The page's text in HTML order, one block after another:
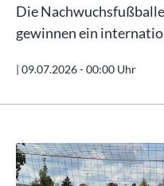
Die
gewinnen ein
| 09.07.2026 - 00:00 Uhr